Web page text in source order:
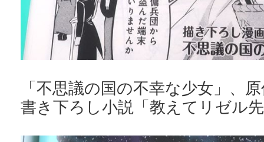
「不思議の国の不幸な少女」、
書き下ろし小説「教えてリゼル